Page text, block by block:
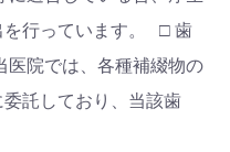
を行っています。 □ 歯
医院では、各種補綴物の
託しており、当該歯